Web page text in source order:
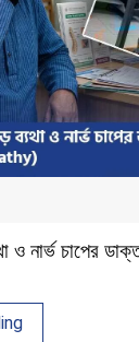
ও নার্ভ চাপের